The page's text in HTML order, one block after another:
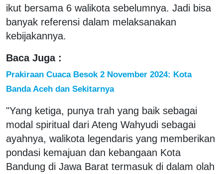
ikut bersama 6 walikota sebelumnya. Jadi bisa
banyak referensi dalam melaksanakan
kebijakannya.
Baca Juga :
Prakiraan Cuaca Besok 2 November 2024: Kota
Banda Aceh dan Sekitarnya
"Yang ketiga, punya trah yang baik sebagai
modal spiritual dari Ateng Wahyudi sebagai
ayahnya, walikota legendaris yang memberikan
pondasi kemajuan dan kebangaan Kota
Bandung di Jawa Barat termasuk di dalam olah